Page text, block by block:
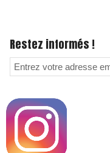
Restez informés !